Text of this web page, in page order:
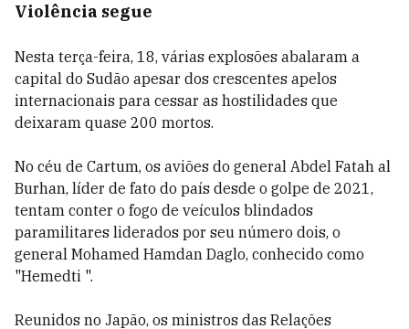
Violência segue
Nesta terça-feira, 18, várias explosões abalaram a
capital do Sudão apesar dos crescentes apelos
internacionais para cessar as hostilidades que
deixaram quase 200 mortos.
No céu de Cartum, os aviões do general Abdel Fatah al
Burhan, líder de fato do país desde o golpe de 2021,
tentam conter o fogo de veículos blindados
paramilitares liderados por seu número dois, o
general Mohamed Hamdan Daglo, conhecido como
"Hemedti ".
Reunidos no Japão, os ministros das Relações